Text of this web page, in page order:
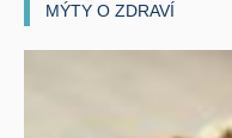
MÝTY O ZDRAVÍ